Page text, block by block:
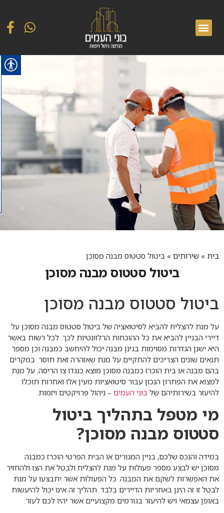
בית » שירותים » ביטול סטטוס מבנה מסוכן
ביטול סטטוס מבנה מסוכן
ביטול סטטוס מבנה מסוכן
על מנת להצליח להביא לסיטואציה של ביטול סטטוס מבנה מסוכן על
דיירי הבניין להביא את כל ההוכחות הרלוונטיות לכך. לכל רשות באשר
היא ישנן הגדרות מסוימות בגינן מבנה יכול להיחשב כמבנה וכן מספר
תנאים שונים הצריכים להתקיים על מנת שאזהרה זאת תוסר. במקרים
בהם מבנה או בית הוכרז כמבנה מסוכן מוצא כנגדו צו הריסה. על מנת
למצוא את הפתרון הנכון עבור סיטואציות מעין אלו ואחרות תוכלו
להיעזר בשירותיהם של בוני העמים – ניהול פרויקטים ויזמות.
מי מטפל בתהליך ביטול
סטטוס מבנה מסוכן?
במידה והנכס שלכם, בניין המגורים או הבית הפרטי הוכרז כמבנה
מסוכן יש לבצע מספר פעולות על מנת להצליח ולבטל את הצו ולהחזיר
את האפשרות לשקם את המבנה. כל הפעולות אשר יתבצעו על מנת
לבטל זו זה הינן באחריות הדיירים בלבד. תהליך זה אינו יכול להיעשות
באופן עצמאי ויש להיעזר בגורמים מקצועיים אשר יהיו לכם לעזר.